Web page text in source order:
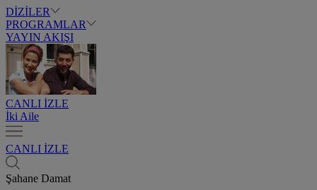
DİZİLER
PROGRAMLAR
YAYIN AKIŞI
CANLI İZLE
İki Aile
CANLI İZLE
Şahane Damat